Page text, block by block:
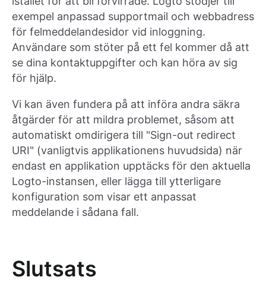
exempel anpassad supportmail och webbadress
för felmeddelandesidor vid inloggning.
Användare som stöter på ett fel kommer då att
se dina kontaktuppgifter och kan höra av sig
för hjälp.
Vi kan även fundera på att införa andra säkra
åtgärder för att mildra problemet, såsom att
automatiskt omdirigera till "Sign-out redirect
URI" (vanligtvis applikationens huvudsida) när
endast en applikation upptäcks för den aktuella
Logto-instansen, eller lägga till ytterligare
konfiguration som visar ett anpassat
meddelande i sådana fall.
Slutsats